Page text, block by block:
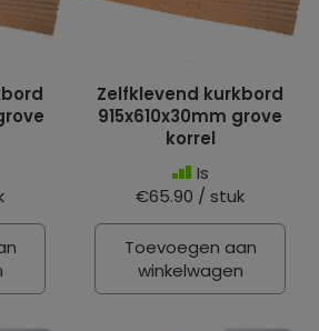
Zelfklevend kurkbord
915x610x30mm grove
korrel
Is
€65.90 / stuk
Toevoegen aan
winkelwagen